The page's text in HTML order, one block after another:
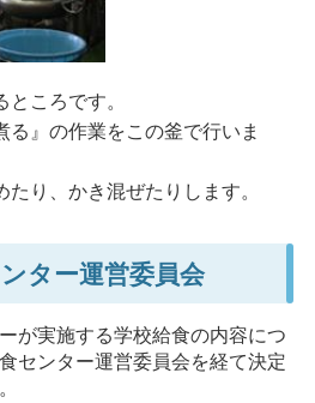
ころです。
る』の作業をこの釜で行いま
り、かき混ぜたりします。
ター運営委員会
が実施する学校給食の内容につ
センター運営委員会を経て決定